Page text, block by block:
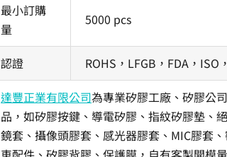
最小訂購
量
5000 pcs
認證
ROHS，LFGB，FDA，ISO
達豐正業有限公司為專業矽膠工廠、矽膠公
品，如矽膠按鍵、導電矽膠、指紋矽膠墊、
鏡套、攝像頭膠套、感光器膠套、MIC膠套